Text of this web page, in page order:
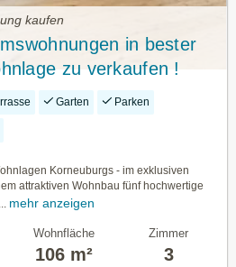
kaufen
in bester
zu verkaufen !
Garten Parken
Korneuburgs - im exklusiven
attraktiven Wohnbau fünf hochwertige
mehr anzeigen
Wohnfläche
106 m²
Zimmer
3